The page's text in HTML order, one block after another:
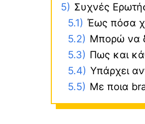
5) Συχνές
5.1) Έως πόσα
5.2) Μπορώ να
5.3) Πως και
5.4) Υπάρχει
5.5) Με ποια